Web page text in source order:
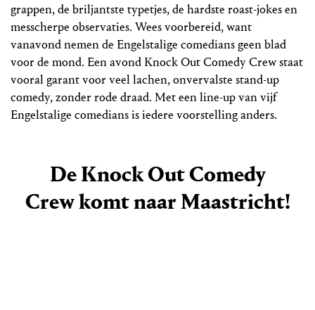
grappen, de briljantste typetjes, de hardste roast-jokes en
messcherpe observaties. Wees voorbereid, want
vanavond nemen de Engelstalige comedians geen blad
voor de mond. Een avond Knock Out Comedy Crew staat
vooral garant voor veel lachen, onvervalste stand-up
comedy, zonder rode draad. Met een line-up van vijf
Engelstalige comedians is iedere voorstelling anders.
De Knock Out Comedy
Crew komt naar Maastricht!